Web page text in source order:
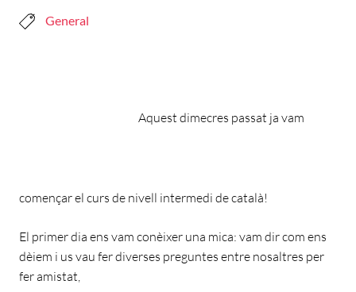
General
Aquest dimecres passat ja vam
començar el curs de nivell intermedi de català!
El primer dia ens vam conèixer una mica: vam dir com ens
dèiem i us vau fer diverses preguntes entre nosaltres per
fer amistat,